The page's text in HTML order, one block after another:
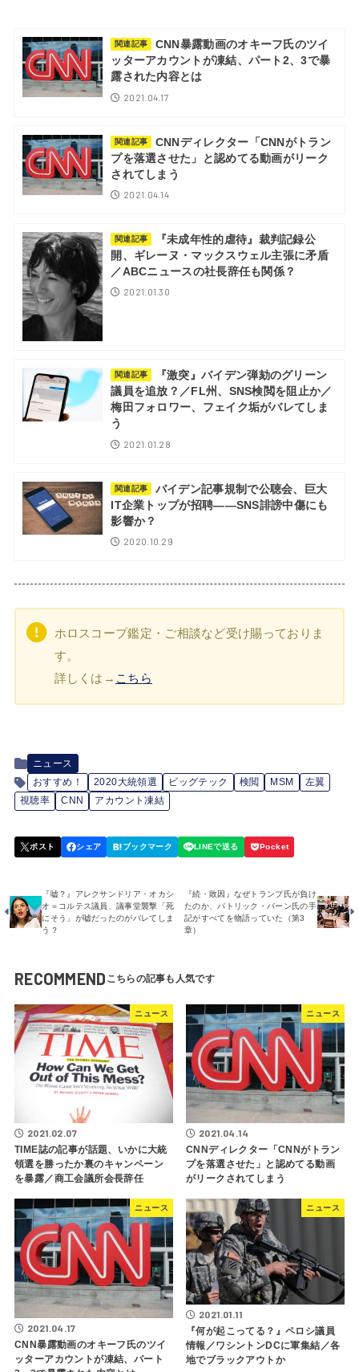
関連記事
CNN暴露動画のオキーフ氏のツイ
ッターアカウントが凍結、パート2、3で暴
露された内容とは
2021.04.17
関連記事
CNNディレクター「CNNがトラン
プを落選させた」と認めてる動画がリーク
されてしまう
2021.04.14
関連記事
『未成年性的虐待』裁判記録公
開、ギレーヌ・マックスウェル主張に矛盾
／ABCニュースの社長辞任も関係？
2021.01.30
関連記事
『激突』バイデン弾劾のグリーン
議員を追放？／FL州、SNS検閲を阻止か／
梅田フォロワー、フェイク垢がバレてしま
う
2021.01.28
関連記事
バイデン記事規制で公聴会、巨大
IT企業トップが招聘――SNS誹謗中傷にも
影響か？
2020.10.29
ホロスコープ鑑定・ご相談など受け賜っておりま
す。
詳しくは→ こちら
ニュース
おすすめ！
2020大統領選 ビッグテック 検閲 MSM
左翼
視聴率
CNN アカウント凍結
『嘘？』アレクサンドリア・オカシ
オ＝コルテス議員、議事堂襲撃「死
にそう」が嘘だったのがバレてしま
う？
『続・敗因』なぜトランプ氏が負け
たのか、パトリック・バーン氏の手
記がすべてを物語っていた（第3
章）
RECOMMEND
ニュース
2021.02.07
TIME誌の記事が話題、いかに大統
領選を勝ったか裏のキャンペーン
を暴露／商工会議所会長辞任
ニュース
2021.04.14
CNNディレクター「CNNがトラン
プを落選させた」と認めてる動画
がリークされてしまう
ニュース
2021.04.17
CNN暴露動画のオキーフ氏のツイ
ッターアカウントが凍結、パート
ニュース
2021.01.11
『何が起こってる？』ペロシ議員
情報／ワシントンDCに軍集結／各
地でブラックアウトか